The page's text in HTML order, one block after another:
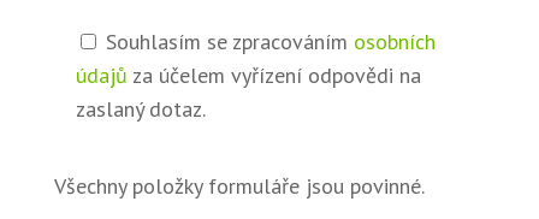
Souhlasím se zpracováním osobních
údajů za účelem vyřízení odpovědi na
zaslaný dotaz.
Všechny položky formuláře jsou povinné.